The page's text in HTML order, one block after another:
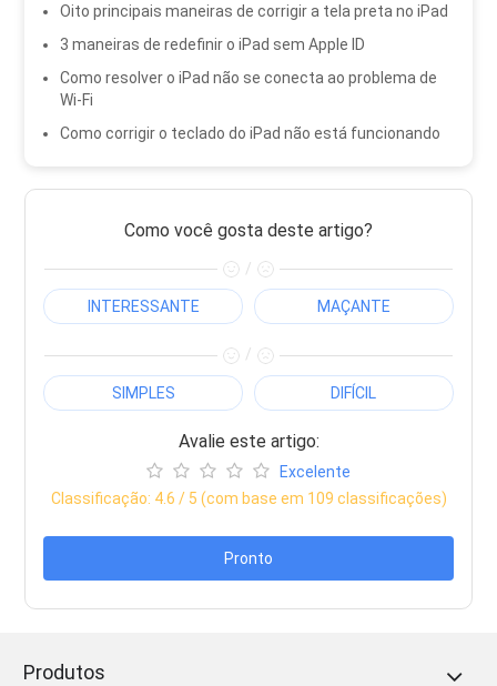
Oito principais maneiras de corrigir a tela preta no iPad
3 maneiras de redefinir o iPad sem Apple ID
Como resolver o iPad não se conecta ao problema de
Wi-Fi
Como corrigir o teclado do iPad não está funcionando
Como você gosta deste artigo?
/
INTERESSANTE MAÇANTE
/
SIMPLES DIFÍCIL
Avalie este artigo:
Excelente
Classificação: 4.6 / 5 (com base em 109 classificações)
Pronto
Produtos